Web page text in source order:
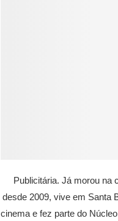
Publicitária. Já morou na
desde 2009, vive em Santa
cinema e fez parte do